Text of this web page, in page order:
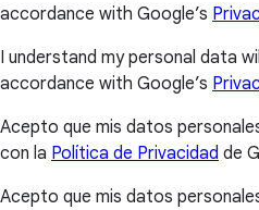
accordance with Google’s
I understand my personal data
accordance with Google’s
Acepto que mis datos
con la Política de Privacidad de
Acepto que mis datos